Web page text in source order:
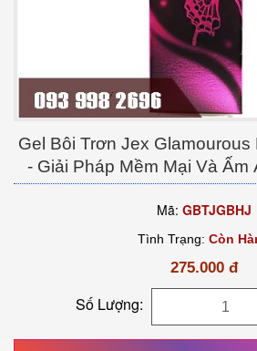
Gel Bôi Trơn Jex Glamourous
- Giải Pháp Mềm Mại Và Ấm
Mã: GBTJGBHJ
Tình Trạng: Còn
275.000 đ
Số Lượng: